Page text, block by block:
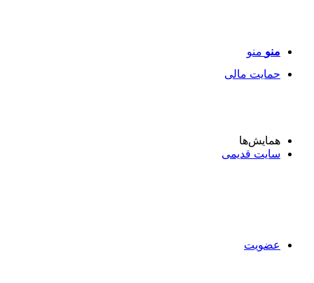
منو منو
سایت قدیمی
عضویت
حمایت مالی
همایش‌ها